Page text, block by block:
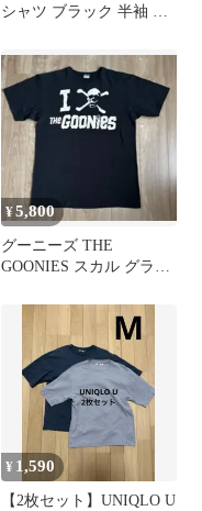
シャツ ブラック 半袖 ビ
¥5,800
グーニーズ THE
GOONIES スカル グラフ
¥ 1,590
【2枚セット】UNIQLO U